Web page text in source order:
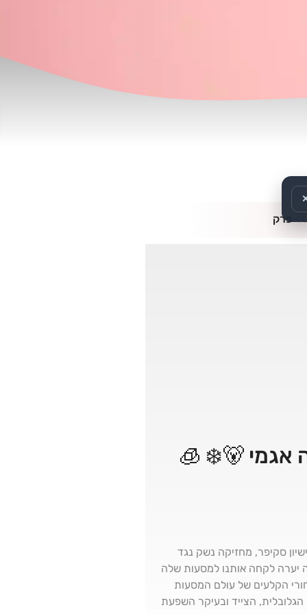
>>פרק
סקיפר, מחזיקה נשק נגד
למשפטים (?!) וכל זה עד גיל 27... מה נגיד על זה יערה לקחה אותנו למסעות שלה
הקלעים של עולם המסעות
הצייד ובעיקר השפעת